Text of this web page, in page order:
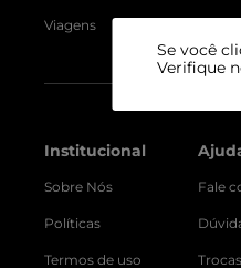
Se você
Verifique
Viagens
Institucional
Sobre Nós
Políticas
Termos de uso
Fale